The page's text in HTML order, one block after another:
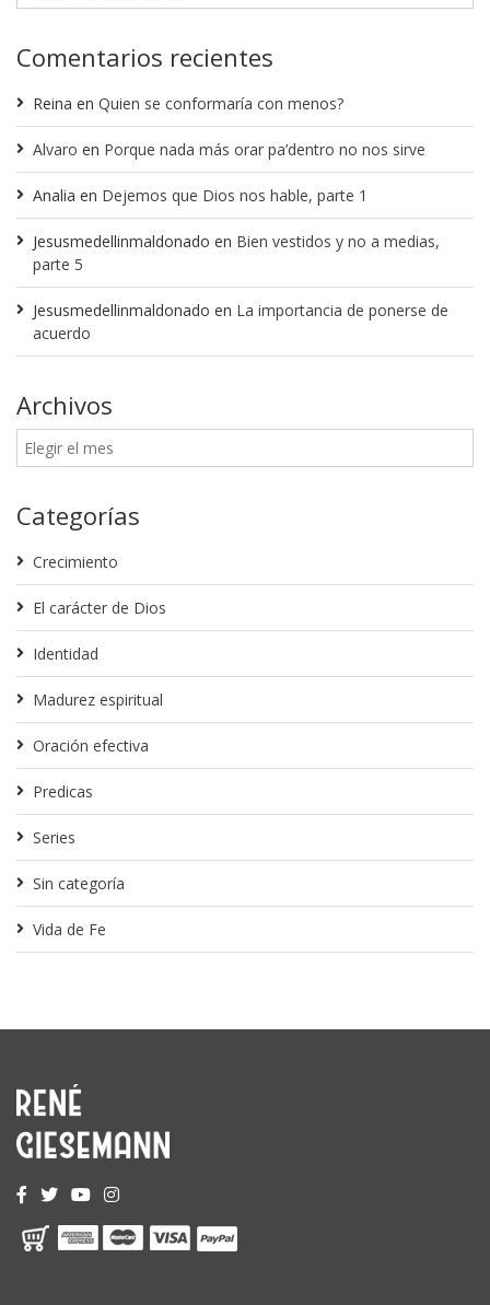
Comentarios recientes
Reina en Quien se conformaría con menos?
Alvaro en Porque nada más orar pa’dentro no nos sirve
Analia en Dejemos que Dios nos hable, parte 1
Jesusmedellinmaldonado en Bien vestidos y no a medias,
parte 5
Jesusmedellinmaldonado en La importancia de ponerse de
acuerdo
Archivos
Categorías
Crecimiento
El carácter de Dios
Identidad
Madurez espiritual
Oración efectiva
Predicas
Series
Sin categoría
Vida de Fe